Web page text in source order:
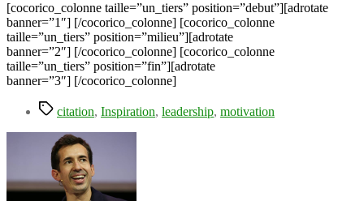
[cocorico_colonne taille=”un_tiers” position=”debut”][adrotate
banner=”1″] [/cocorico_colonne] [cocorico_colonne
taille=”un_tiers” position=”milieu”][adrotate
banner=”2″] [/cocorico_colonne] [cocorico_colonne
taille=”un_tiers” position=”fin”][adrotate
banner=”3″] [/cocorico_colonne]
Étiquettes
citation, Inspiration, leadership, motivation